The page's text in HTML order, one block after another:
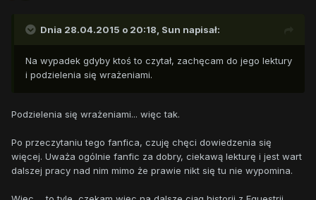
Dnia 28.04.2015 o 20:18, Sun napisał:
Na wypadek gdyby ktoś to czytał, zachęcam do jego lektury
i podzielenia się wrażeniami.
Podzielenia się wrażeniami... więc tak.
Po przeczytaniu tego fanfica, czuję chęci dowiedzenia się
więcej. Uważa ogólnie fanfic za dobry, ciekawą lekturę i jest wart
dalszej pracy nad nim mimo że prawie nikt się tu nie wypomina.